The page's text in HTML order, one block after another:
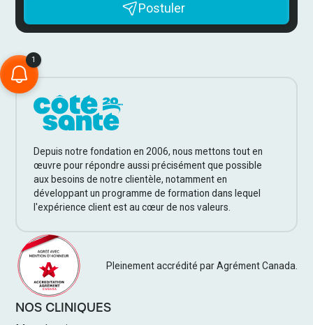
Postuler
Depuis notre fondation en 2006, nous mettons tout en
œuvre pour répondre aussi précisément que possible
aux besoins de notre clientèle, notamment en
développant un programme de formation dans lequel
l'expérience client est au cœur de nos valeurs.
Pleinement accrédité par Agrément Canada.
NOS CLINIQUES